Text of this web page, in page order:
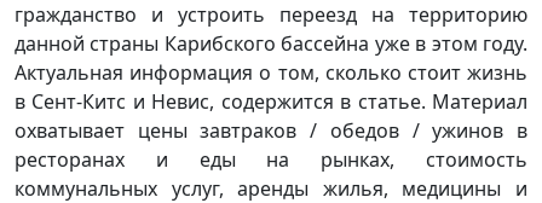
гражданство и устроить переезд на территорию
данной страны Карибского бассейна уже в этом году.
Актуальная информация о том, сколько стоит жизнь
в Сент-Китс и Невис, содержится в статье. Материал
охватывает цены завтраков / обедов / ужинов в
ресторанах и еды на рынках, стоимость
коммунальных услуг, аренды жилья, медицины и